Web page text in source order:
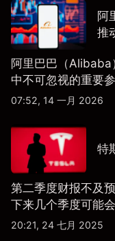
阿
推
阿里巴巴（Alibaba
中不可忽视的重要参
07:52, 14 一月 2026
特
第二季度财报不及
下来几个季度可能
20:21, 24 七月 2025